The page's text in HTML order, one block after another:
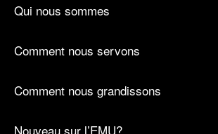
Qui nous sommes
Comment nous servons
Comment nous grandissons
Nouveau sur l’EMU?